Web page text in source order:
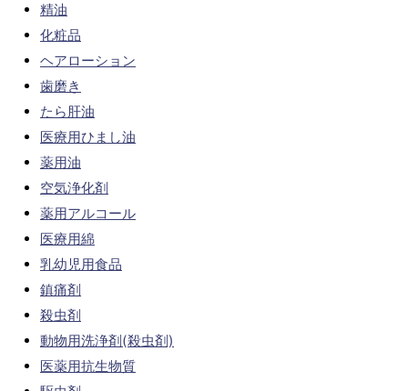
精油
化粧品
ヘアローション
歯磨き
たら肝油
医療用ひまし油
薬用油
空気浄化剤
薬用アルコール
医療用綿
乳幼児用食品
鎮痛剤
殺虫剤
動物用洗浄剤(殺虫剤)
医薬用抗生物質